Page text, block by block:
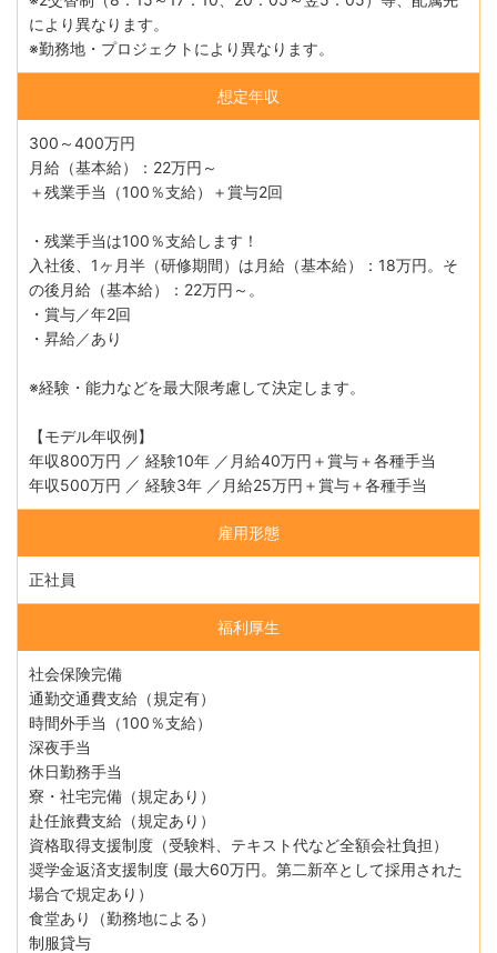
により異なります。
※勤務地・プロジェクトにより異なります。
想定年収
300～400万円
月給（基本給）：22万円～
＋残業手当（100％支給）＋賞与2回
・残業手当は100％支給します！
入社後、1ヶ月半（研修期間）は月給（基本給）：18万円。そ
の後月給（基本給）：22万円～。
・賞与／年2回
・昇給／あり
※経験・能力などを最大限考慮して決定します。
【モデル年収例】
年収800万円 ／ 経験10年 ／月給40万円＋賞与＋各種手当
年収500万円 ／ 経験3年 ／月給25万円＋賞与＋各種手当
雇用形態
正社員
福利厚生
社会保険完備
通勤交通費支給（規定有）
時間外手当（100％支給）
深夜手当
休日勤務手当
寮・社宅完備（規定あり）
赴任旅費支給（規定あり）
資格取得支援制度（受験料、テキスト代など全額会社負担）
奨学金返済支援制度 (最大60万円。第二新卒として採用された
場合で規定あり）
食堂あり（勤務地による）
制服貸与